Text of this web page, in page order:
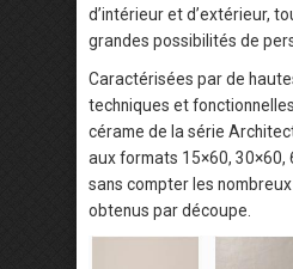
d’intérieur et d’extérieur,
grandes possibilités de
Caractérisées par de
techniques et
cérame de la série
aux formats 15×60, 30×60,
sans compter les
obtenus par découpe.